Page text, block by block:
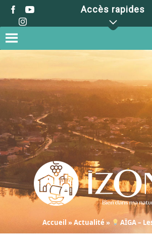
Skip
content
Accès rapides
Accueil »Actualité » AÏGA –